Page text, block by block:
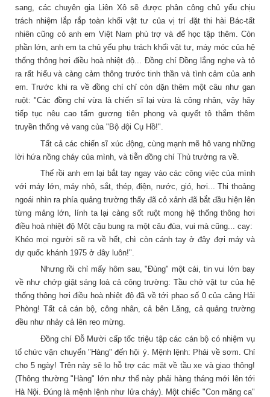
sang, các chuyên gia Liên Xô sẽ được phân công chủ yếu chịu
trách nhiệm lắp rắp toàn khối vật tư của vị trí đặt thi hài Bác-tất
nhiên cũng có anh em Việt Nam phù trợ và để học tập thêm. Còn
phần lớn, anh em ta chủ yếu phụ trách khối vật tư, máy móc của hệ
thống thông hơi điều hoà nhiệt độ... Đồng chí Đồng lắng nghe và tỏ
ra rất hiểu và càng cảm thông trước tinh thần và tình cảm của anh
em. Trước khi ra về đồng chí chỉ còn dặn thêm một câu như gan
ruột: "Các đồng chí vừa là chiến sĩ lại vừa là công nhân, vậy hãy
tiếp tục nêu cao tấm gương tiên phong và quyết tô thắm thêm
truyền thống vẻ vang của "Bộ đội Cụ Hồ!".
Tất cả các chiến sĩ xúc động, cùng mạnh mẽ hô vang những
lời hứa nồng cháy của mình, và tiễn đồng chí Thủ trưởng ra về.
Thế rồi anh em lại bắt tay ngay vào các công việc của mình
với máy lớn, máy nhỏ, sắt, thép, điện, nước, gió, hơi... Thi thoảng
ngoái nhìn ra phía quảng trường thấy đã cỏ xảnh đã bắt đầu hiện lên
từng mảng lớn, lính ta lại càng sốt ruột mong hệ thống thông hơi
điều hoà nhiệt độ Một cậu bung ra một câu đùa, vui mà cũng... cay:
Khéo mọi người sẽ ra về hết, chì còn cánh tay ở đây đợi máy và
dự quốc khánh 1975 ở đây luôn!".
Nhưng rồi chỉ mấy hôm sau, "Đùng" một cái, tin vui lớn bay
về như chớp giật sáng loà cả công trường: Tầu chở vật tư của hệ
thống thông hơi điều hoà nhiệt độ đã về tới phao số 0 của cảng Hải
Phòng! Tất cả cán bộ, công nhân, cả bên Lăng, cả quảng trường
đều như nhảy cả lên reo mừng.
Đồng chí Đỗ Mười cấp tốc triệu tập các cán bộ có nhiệm vụ
tổ chức vận chuyển "Hàng" đến hội ý. Mệnh lệnh: Phải về sơm. Chỉ
cho 5 ngày! Trên này sẽ lo hỗ trợ các mặt về tầu xe và giao thông!
(Thông thường "Hàng" lớn như thế này phải hàng tháng mới lên tới
Hà Nội. Đúng là mệnh lệnh như lửa cháy). Một chiếc "Con măng ca"